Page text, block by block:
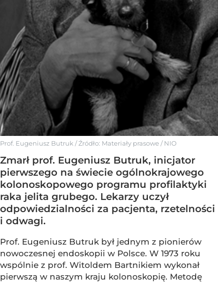
Prof. Eugeniusz Butruk / Źródło: Materiały prasowe /NIO
Zmarł prof. Eugeniusz Butruk, inicjator
pierwszego na świecie ogólnokrajowego
kolonoskopowego programu profilaktyki
raka jelita grubego. Lekarzy uczył
odpowiedzialności za pacjenta, rzetelności
i odwagi.
Prof. Eugeniusz Butruk był jednym z pionierów
nowoczesnej endoskopii w Polsce. W 1973 roku
wspólnie z prof. Witoldem Bartnikiem wykonał
pierwszą w naszym kraju kolonoskopię. Metodę